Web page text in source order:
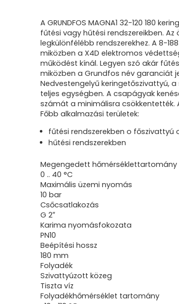
A GRUNDFOS MAGNA1 32-120 180
fűtési vagy hűtési rendszereikben.
legkülönfélébb rendszerekhez. A 8-
miközben a X4D elektromos
működést kínál. Legyen szó akár
miközben a Grundfos név garanciát
Nedvestengelyű keringetőszivattyú,
teljes egységben. A csapágyak
számát a minimálisra
Főbb alkalmazási területek:
fűtési rendszerekben o főszivattyú
hűtési rendszerekben
Megengedett hőmérséklettartomány
0 .. 40 °C
Maximális üzemi nyomás
10 bar
Csőcsatlakozás
G 2″
Karima nyomásfokozata
PN10
Beépítési hossz
180 mm
Folyadék
Szivattyúzott közeg
Tiszta víz
Folyadékhőmérséklet tartomány